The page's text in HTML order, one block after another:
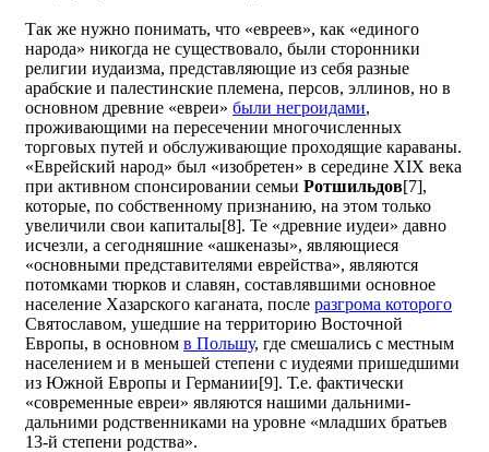
Так же нужно понимать, что «евреев», как «единого
народа» никогда не существовало, были сторонники
религии иудаизма, представляющие из себя разные
арабские и палестинские племена, персов, эллинов, но в
основном древние «евреи» были негроидами,
проживающими на пересечении многочисленных
торговых путей и обслуживающие проходящие караваны.
«Еврейский народ» был «изобретен» в середине ХIХ века
при активном спонсировании семьи Ротшильдов[7],
которые, по собственному признанию, на этом только
увеличили свои капиталы[8]. Те «древние иудеи» давно
исчезли, а сегодняшние «ашкеназы», являющиеся
«основными представителями еврейства», являются
потомками тюрков и славян, составлявшими основное
население Хазарского каганата, после разгрома которого
Святославом, ушедшие на территорию Восточной
Европы, в основном в Польшу, где смешались с местным
населением и в меньшей степени с иудеями пришедшими
из Южной Европы и Германии[9]. Т.е. фактически
«современные евреи» являются нашими дальними-
дальними родственниками на уровне «младших братьев
13-й степени родства».